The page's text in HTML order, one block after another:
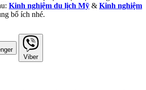
Kinh nghiệm du lịch Mỹ & Kinh nghiệm
bổ ích nhé.
Viber